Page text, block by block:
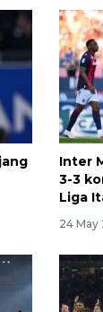
Inter
3-3
Liga
24 May
March 2026